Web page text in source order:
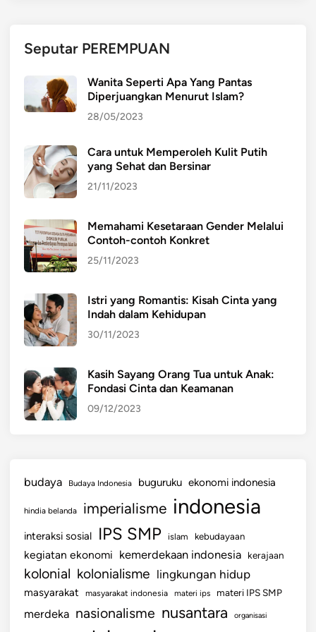
a
C
i
n
a
y
a
g
M
e
u
a
t
a
n
Seputar PEREMPUAN
Wanita Seperti Apa Yang Pantas
Diperjuangkan Menurut Islam?
28/05/2023
Cara untuk Memperoleh Kulit Putih
yang Sehat dan Bersinar
21/11/2023
Memahami Kesetaraan Gender Melalui
Contoh-contoh Konkret
25/11/2023
Istri yang Romantis: Kisah Cinta yang
Indah dalam Kehidupan
30/11/2023
Kasih Sayang Orang Tua untuk Anak:
Fondasi Cinta dan Keamanan
09/12/2023
budaya Budaya Indonesia buguruku ekonomi indonesia
hindia belanda imperialisme indonesia
interaksi sosial IPS SMP islam kebudayaan
kegiatan ekonomi kemerdekaan indonesia kerajaan
kolonial kolonialisme lingkungan hidup
masyarakat masyarakat indonesia materi ips materi IPS SMP
merdeka nasionalisme nusantara organisasi